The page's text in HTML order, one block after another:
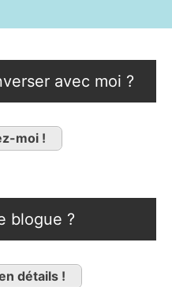
avec moi ?
moi !
blogue ?
détails !